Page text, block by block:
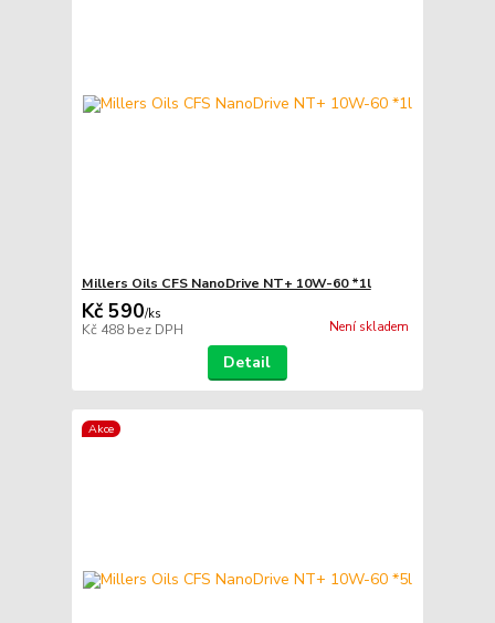
Millers Oils CFS NanoDrive NT+ 10W-60 *1l
Kč 590/ks
Kč 488 bez DPH Není skladem
Detail
Akce